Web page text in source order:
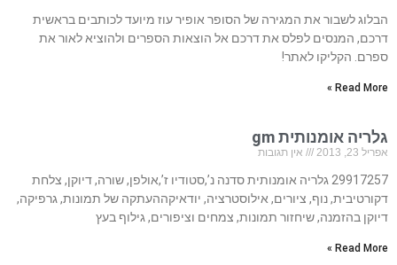
הבלוג לשבור את המגירה של הסופר אופיר עוז מיועד לכותבים בראשית
דרכם, המנסים לפלס את דרכם אל הוצאות הספרים ולהוציא לאור את
ספרם. הקליקו לאתר!
Read More »
גלריה אומנותית gm
אפריל 23, 2013 אין תגובות
29917257 גלריה אומנותית סדנה נ’,סטודיו ז’,אולפן, שורה, דיוקן, צלחת
דקורטיבית, נוף, ציורים, אילוסטרציה, יודאיקההעתקה של תמונות, גרפיקה,
דיוקן בהזמנה, שיחזור תמונות, צמחים וציפורים, גילוף בעץ
Read More »